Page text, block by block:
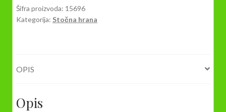
količina
Šifra proizvoda: 15696
Kategorija: Stočna hrana
OPIS
Opis